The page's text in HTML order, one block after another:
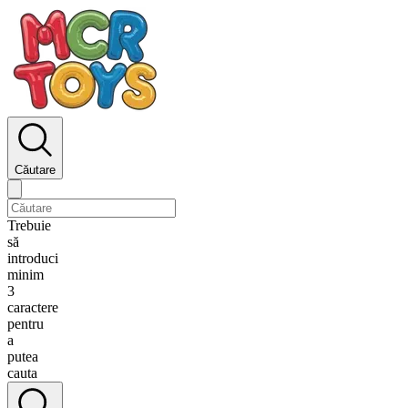
Căutare
Trebuie
să
introduci
minim
3
caractere
pentru
a
putea
cauta